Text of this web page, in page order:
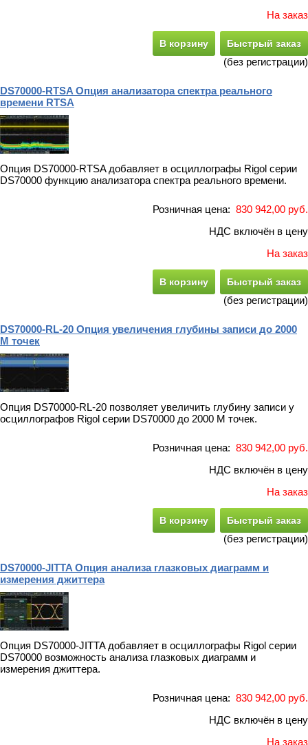
На заказ
В корзину Быстрый заказ
(без регистрации)
DS70000-RTSA Опция анализатора спектра реального
времени RTSA
Опция DS70000-RTSA добавляет в осциллографы Rigol серии
DS70000 функцию анализатора спектра реального времени.
Розничная цена: 830 942,00 руб.
НДС включён в цену
На заказ
В корзину Быстрый заказ
(без регистрации)
DS70000-RL-20 Опция увеличения глубины записи до 2000
М точек
Опция DS70000-RL-20 позволяет увеличить глубину записи у
осциллографов Rigol серии DS70000 до 2000 М точек.
Розничная цена: 830 942,00 руб.
НДС включён в цену
На заказ
В корзину Быстрый заказ
(без регистрации)
DS70000-JITTA Опция анализа глазковых диаграмм и
измерения джиттера
Опция DS70000-JITTA добавляет в осциллографы Rigol серии
DS70000 возможность анализа глазковых диаграмм и
измерения джиттера.
Розничная цена: 830 942,00 руб.
НДС включён в цену
На заказ